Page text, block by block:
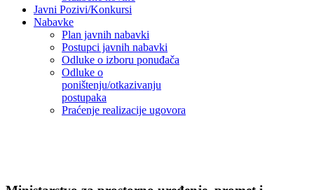
Javni Pozivi/Konkursi
Nabavke
Plan javnih nabavki
Postupci javnih nabavki
Odluke o izboru ponuđača
Odluke o
poništenju/otkazivanju
postupaka
Praćenje realizacije ugovora